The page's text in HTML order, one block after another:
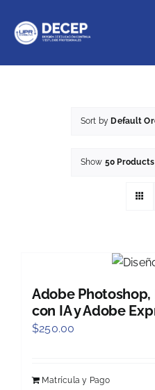
content
Sort by Default
Show 50 Products
Adobe
con IA y Adobe
$250.00
Matrícula y Pago